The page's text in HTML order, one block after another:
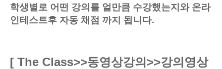
학생별로 어떤 강의를 얼만큼 수강했는지와 온라
인테스트후 자동 채점 까지 됩니다.
[ The Class>>동영상강의>>강의영상